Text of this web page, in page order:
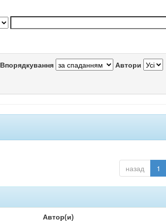
Впорядкування Автори
назад 1
Автор(и)